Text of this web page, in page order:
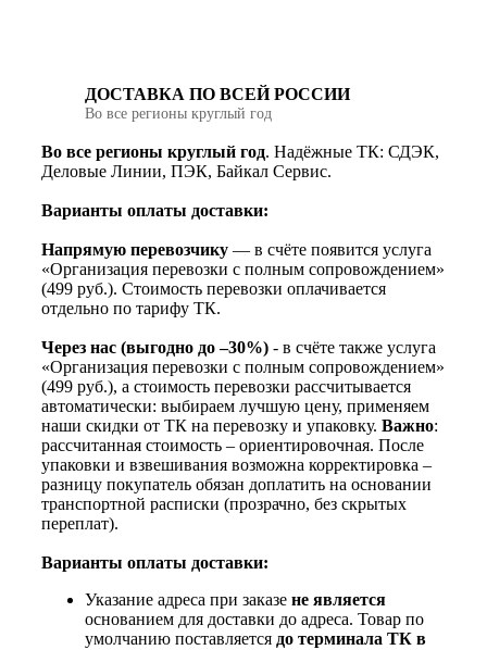
ДОСТАВКА ПО ВСЕЙ РОССИИ
Во все регионы круглый год
Во все регионы круглый год. Надёжные ТК: СДЭК,
Деловые Линии, ПЭК, Байкал Сервис.
Варианты оплаты доставки:
Напрямую перевозчику — в счёте появится услуга
«Организация перевозки с полным сопровождением»
(499 руб.). Стоимость перевозки оплачивается
отдельно по тарифу ТК.
Через нас (выгодно до –30%) - в счёте также услуга
«Организация перевозки с полным сопровождением»
(499 руб.), а стоимость перевозки рассчитывается
автоматически: выбираем лучшую цену, применяем
наши скидки от ТК на перевозку и упаковку. Важно:
рассчитанная стоимость – ориентировочная. После
упаковки и взвешивания возможна корректировка –
разницу покупатель обязан доплатить на основании
транспортной расписки (прозрачно, без скрытых
переплат).
Варианты оплаты доставки:
Указание адреса при заказе не является
основанием для доставки до адреса. Товар по
умолчанию поставляется до терминала ТК в